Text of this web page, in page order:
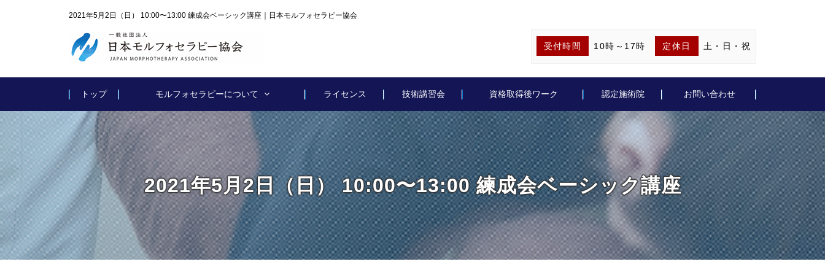
2021年5月2日（日） 10:00〜13:00 練成会ベーシック講座｜日本モルフォセラピー協会
受付時間 10時～17時 定休日 土・日・祝
トップ モルフォセラピーについて ライセンス 技術講習会 資格取得後ワーク 認定施術院 お問い合わせ
2021年5月2日（日） 10:00〜13:00 練成会ベーシック講座